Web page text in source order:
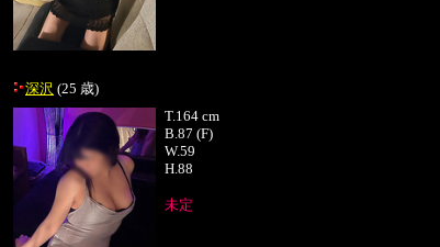
深沢 (25 歳)
T. 164 cm
B. 87 (F)
W.59
H. 88
未定